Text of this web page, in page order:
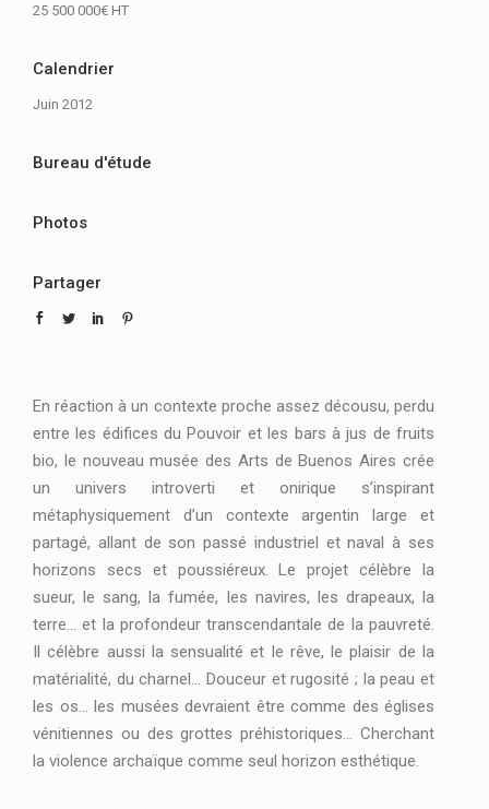
25 500 000€ HT
Calendrier
Juin 2012
Bureau d'étude
Photos
Partager
En réaction à un contexte proche assez décousu, perdu
entre les édifices du Pouvoir et les bars à jus de fruits
bio, le nouveau musée des Arts de Buenos Aires crée
un univers introverti et onirique s’inspirant
métaphysiquement d’un contexte argentin large et
partagé, allant de son passé industriel et naval à ses
horizons secs et poussiéreux. Le projet célèbre la
sueur, le sang, la fumée, les navires, les drapeaux, la
terre… et la profondeur transcendantale de la pauvreté.
Il célèbre aussi la sensualité et le rêve, le plaisir de la
matérialité, du charnel… Douceur et rugosité ; la peau et
les os… les musées devraient être comme des églises
vénitiennes ou des grottes préhistoriques… Cherchant
la violence archaïque comme seul horizon esthétique.